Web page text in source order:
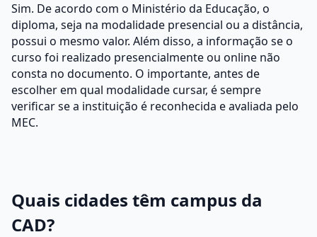
Sim. De acordo com o Ministério da Educação, o
diploma, seja na modalidade presencial ou a distância,
possui o mesmo valor. Além disso, a informação se o
curso foi realizado presencialmente ou online não
consta no documento. O importante, antes de
escolher em qual modalidade cursar, é sempre
verificar se a instituição é reconhecida e avaliada pelo
MEC.
Quais cidades têm campus da
CAD?